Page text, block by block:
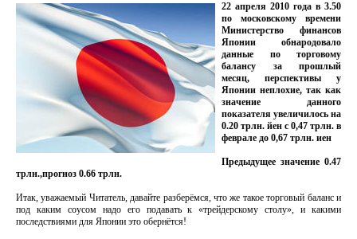
22 апреля 2010 года в 3.50
по московскому времени
Министерство финансов
Японии обнародовало
данные по торговому
балансу за прошлый
месяц, перспективы у
Японии неплохие, так как
значение данного
показателя увеличилось на
0.20 трлн. йен с 0,47 трлн. в
феврале до 0,67 трлн. иен
Предыдущее значение 0.47
трлн.,прогноз 0.66 трлн.
Итак, уважаемый Читатель, давайте разберёмся, что же такое торговый баланс и
под каким соусом надо его подавать к «трейдерскому столу», и какими
последствиями для Японии это обернётся!